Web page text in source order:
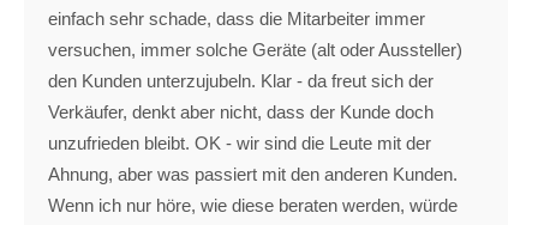
einfach sehr schade, dass die Mitarbeiter immer
versuchen, immer solche Geräte (alt oder Aussteller)
den Kunden unterzujubeln. Klar - da freut sich der
Verkäufer, denkt aber nicht, dass der Kunde doch
unzufrieden bleibt. OK - wir sind die Leute mit der
Ahnung, aber was passiert mit den anderen Kunden.
Wenn ich nur höre, wie diese beraten werden, würde